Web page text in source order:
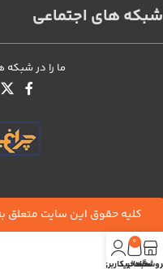
شبکه های اجتماعی
ما را در شبکه
کلیه حقوق این سایت متعلق
0
سبد خرید
حساب کاربری من